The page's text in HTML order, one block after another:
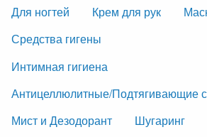
Для ногтей
Крем для рук
Средства гигены
Интимная гигиена
Антицеллюлитные/Подтягивающие
Мист и Дезодорант
Шугаринг